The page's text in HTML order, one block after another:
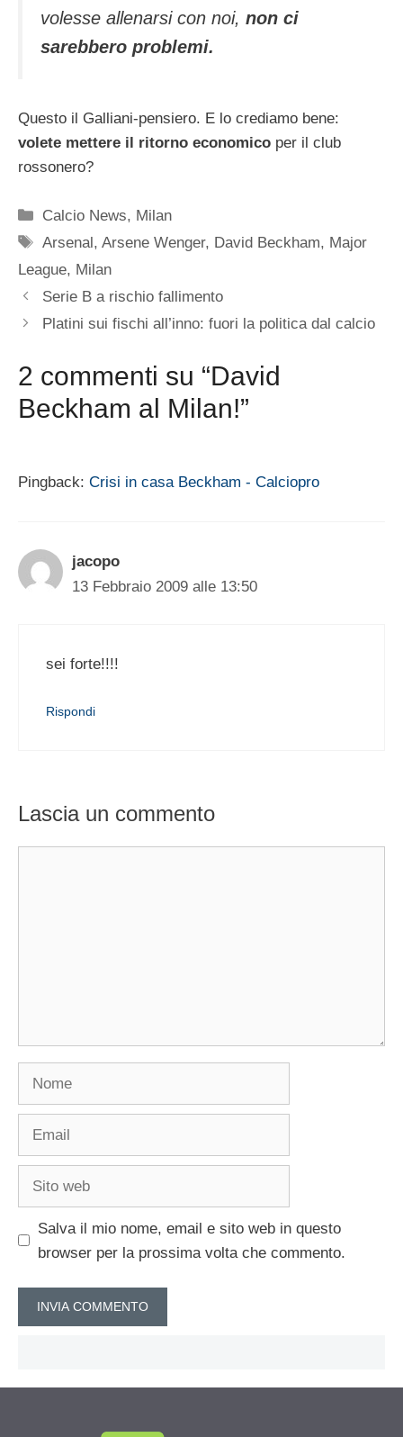
volesse allenarsi con noi, non ci
sarebbero problemi.
Questo il Galliani-pensiero. E lo crediamo bene:
volete mettere il ritorno economico per il club
rossonero?
Categorie
Calcio News, Milan
Tag
Arsenal,Arsene Wenger, David Beckham, Major
League, Milan
Serie B a rischio fallimento
Platini sui fischi all’inno: fuori la politica dal calcio
2 commenti su “David
Beckham al Milan!”
Pingback: Crisi in casa Beckham - Calciopro
jacopo
13 Febbraio 2009 alle 13:50
sei forte!!!!
Rispondi
Lascia un commento
Salva il mio nome, email e sito web in questo
browser per la prossima volta che commento.